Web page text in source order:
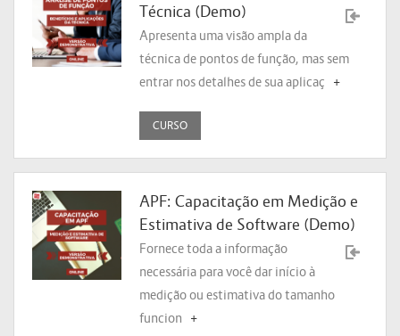
Técnica (Demo)
Apresenta uma visão ampla da
técnica de pontos de função, mas sem
entrar nos detalhes de sua aplicaç
+
CURSO
APF: Capacitação em Medição e
Estimativa de Software (Demo)
Fornece toda a informação
necessária para você dar início à
medição ou estimativa do tamanho
funcion
+